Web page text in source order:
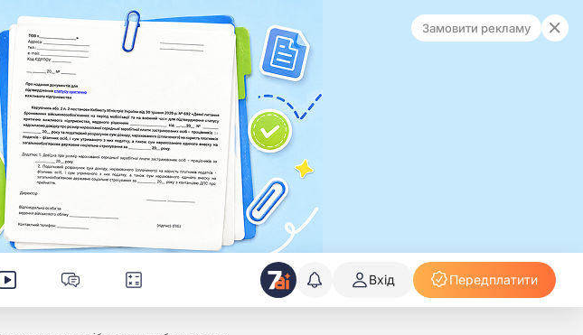
Замовити рекламу
Вхід Передплатити